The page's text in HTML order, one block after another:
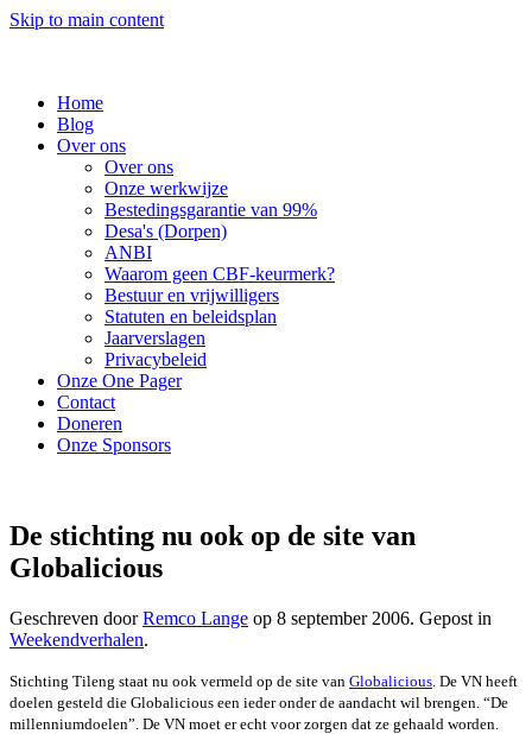
Skip to main content
Home
Blog
Over ons
Over ons
Onze werkwijze
Bestedingsgarantie van 99%
Desa's (Dorpen)
ANBI
Waarom geen CBF-keurmerk?
Bestuur en vrijwilligers
Statuten en beleidsplan
Jaarverslagen
Privacybeleid
Onze One Pager
Contact
Doneren
Onze Sponsors
De stichting nu ook op de site van
Globalicious
Geschreven doorRemco Lange op 8 september 2006. Gepost in
Weekendverhalen.
Stichting Tileng staat nu ook vermeld op de site van Globalicious . De VN heeft
doelen gesteld die Globalicious een ieder onder de aandacht wil brengen. “De
millenniumdoelen”. De VN moet er echt voor zorgen dat ze gehaald worden.